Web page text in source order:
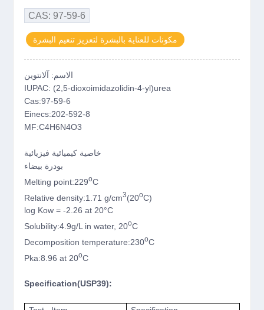
CAS: 97-59-6
مكونات للعناية بالبشرة لتعزيز تنعيم البشرة
الاسم: آلانتوين
IUPAC: (2,5-dioxoimidazolidin-4-yl)urea
Cas:97-59-6
Einecs:202-592-8
MF:C4H6N4O3
خاصية كيميائية فيزيائية
بودرة بيضاء
Melting point:229oC
Relative density:1.71 g/cm3(20oC)
log Kow = -2.26 at 20°C
Solubility:4.9g/L in water, 20oC
Decomposition temperature:230oC
Pka:8.96 at 20oC
Specification(USP39):